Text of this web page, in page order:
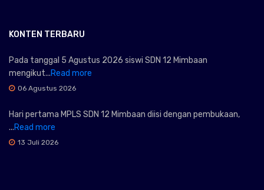
KONTEN TERBARU
Pada tanggal 5 Agustus 2026 siswi SDN 12 Mimbaan
mengikut...Read more
06 Agustus 2026
Hari pertama MPLS SDN 12 Mimbaan diisi dengan pembukaan,
...Read more
13 Juli 2026